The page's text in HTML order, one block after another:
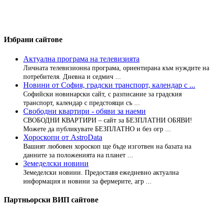
Избрани сайтове
Актуална програма на телевизията
Личната телевизионна програма, ориентирана към нуждите на
потребителя. Дневна и седмич ...
Новини от София, градски транспорт, календар с ...
Софийски новинарски сайт, с разписание за градския
транспорт, календар с предстоящи съ ...
Свободни квартири - обяви за наеми
СВОБОДНИ КВАРТИРИ – сайт за БЕЗПЛАТНИ ОБЯВИ!
Можете да публикувате БЕЗПЛАТНО и без огр ...
Хороскопи от AstroData
Вашият любовен хороскоп ще бъде изготвен на базата на
данните за положенията на планет ...
Земеделски новини
Земеделски новини. Предоставя ежедневно актуална
информация и новини за фермерите, агр ...
Партньорски ВИП сайтове